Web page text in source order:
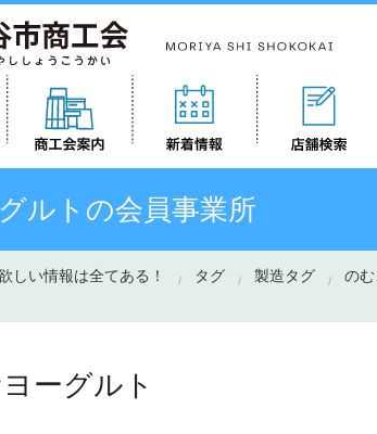
ルトの会員事業所
しい情報は全てある！ タグ 製造タグ の
ーグルト